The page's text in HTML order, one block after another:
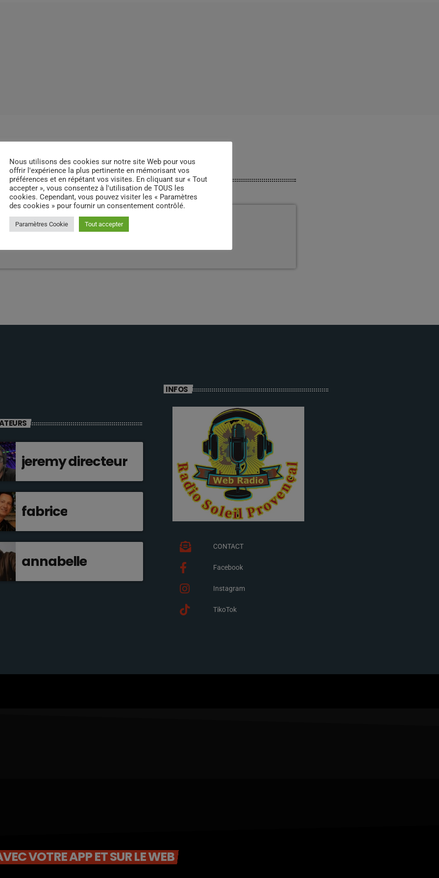
D’ARTICLES (0)
pour ajouter un commentaire.
jeremy directeur
fabrice
annabelle
INFOS
CONTACT
Facebook
Instagram
TikoTok
VOTRE APP ET SUR LE WEB
Nous utilisons des cookies sur notre site Web pour vous
offrir l'expérience la plus pertinente en mémorisant vos
préférences et en répétant vos visites. En cliquant sur « Tout
accepter », vous consentez à l'utilisation de TOUS les
cookies. Cependant, vous pouvez visiter les « Paramètres
des cookies » pour fournir un consentement contrôlé.
Paramètres Cookie Tout accepter